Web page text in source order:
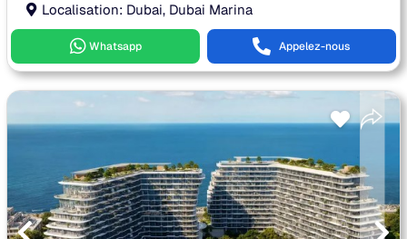
Localisation: Dubai, Dubai Marina
Whatsapp Appelez-nous